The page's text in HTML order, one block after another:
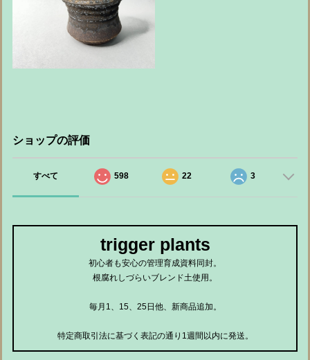
ショップの評価
すべて 598 22 3
trigger plants
初心者も安心の管理育成資料同封。
根腐れしづらいブレンド土使用。
毎月1、15、25日他、新商品追加。
特定商取引法に基づく表記の通り1週間以内に発送。